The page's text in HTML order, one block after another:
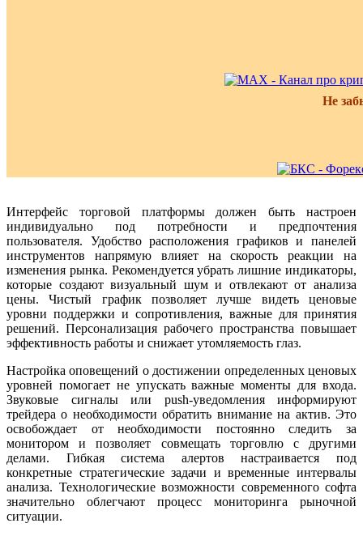
Не
Интерфейс торговой платформы должен быть настроен
индивидуально под потребности и предпочтения
пользователя. Удобство расположения графиков и панелей
инструментов напрямую влияет на скорость реакции на
изменения рынка. Рекомендуется убрать лишние индикаторы,
которые создают визуальный шум и отвлекают от анализа
цены. Чистый график позволяет лучше видеть ценовые
уровни поддержки и сопротивления, важные для принятия
решений. Персонализация рабочего пространства повышает
эффективность работы и снижает утомляемость глаз.
Настройка оповещений о достижении определенных ценовых
уровней помогает не упускать важные моменты для входа.
Звуковые сигналы или push-уведомления информируют
трейдера о необходимости обратить внимание на актив. Это
освобождает от необходимости постоянно следить за
монитором и позволяет совмещать торговлю с другими
делами. Гибкая система алертов настраивается под
конкретные стратегические задачи и временные интервалы
анализа. Технологические возможности современного софта
значительно облегчают процесс мониторинга рыночной
ситуации.